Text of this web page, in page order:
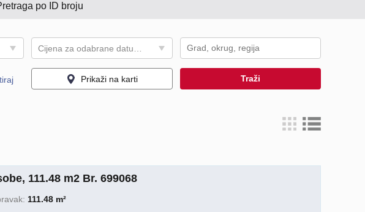
po ID broju
Prikaži na karti Traži
111.48 m2 Br. 699068
111.48 m²